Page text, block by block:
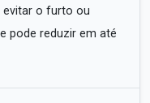
evitar o furto ou
pode reduzir em até